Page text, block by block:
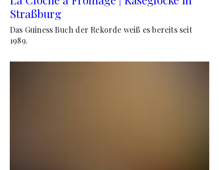
Straßburg
Das Guiness Buch der Rekorde weiß es bereits seit
1989.